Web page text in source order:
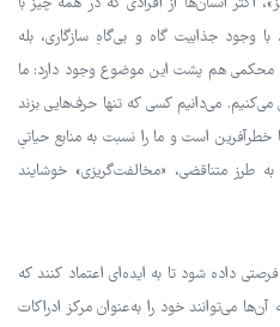
وجود جذابیت گاه و بی‌گاهِ سازگاری، بله
محکمی هم پشت این موضوع وجود دارد: ما
می‌دانیم کسی که تنها حرف‌هایی بزند
خطرآفرین است و ما را نسبت به منابع حیاتیِ
طرز متناقضی، «مخالفت‌گریزی» خوشایند
داده شود تا به ایده‌ای اعتماد کنند که
می‌توانند خود را به‌عنوان مرکز ادراکات